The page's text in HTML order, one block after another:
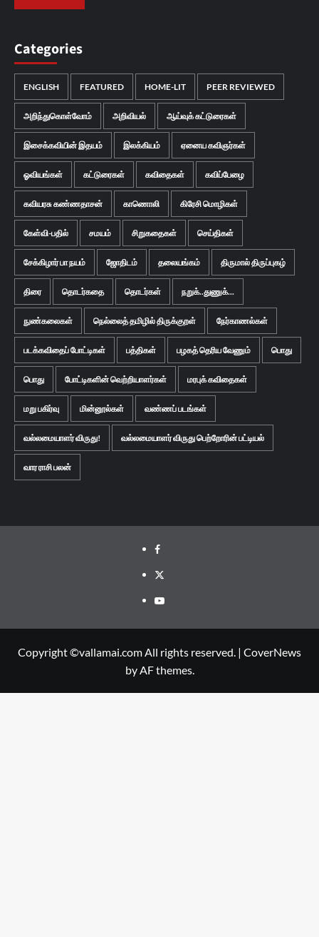
Categories
ENGLISH FEATURED HOME-LIT PEER REVIEWED
அறிந்துகொள்வோம் அறிவியல் ஆய்வுக் கட்டுரைகள்
இசைக்கவியின் இதயம் இலக்கியம் ஏனைய கவிஞர்கள்
ஓவியங்கள் கட்டுரைகள் கவிதைகள் கவிப்பேழை
கவியரசு கண்ணதாசன் காணொலி கிரேசி மொழிகள்
கேள்வி-பதில் சமயம் சிறுகதைகள் செய்திகள்
சேக்கிழார் பா நயம் ஜோதிடம் தலையங்கம் திருமால் திருப்புகழ்
திரை தொடர்கதை தொடர்கள் நறுக்..துணுக்...
நுண்கலைகள் நெல்லைத் தமிழில் திருக்குறள் நேர்காணல்கள்
படக்கவிதைப் போட்டிகள் பத்திகள் பழகத் தெரிய வேணும் பொது
பொது போட்டிகளின் வெற்றியாளர்கள் மரபுக் கவிதைகள்
மறு பகிர்வு மின்னூல்கள் வண்ணப் படங்கள்
வல்லமையாளர் விருது! வல்லமையாளர் விருது பெற்றோரின் பட்டியல்
வார ராசி பலன்
Facebook
Twitter
Youtube
Copyright ©vallamai.com All rights reserved. | CoverNews
by AF themes.